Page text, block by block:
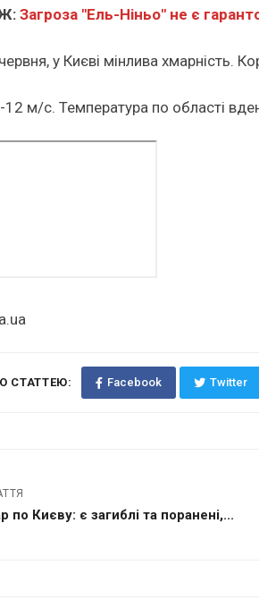
Загроза "Ель-Ніньо" не є
у Києві мінлива хмарність.
12 м/с. Температура по області
СТАТТЕЮ: Facebook Twitter
по Києву: є загиблі та поранені,...